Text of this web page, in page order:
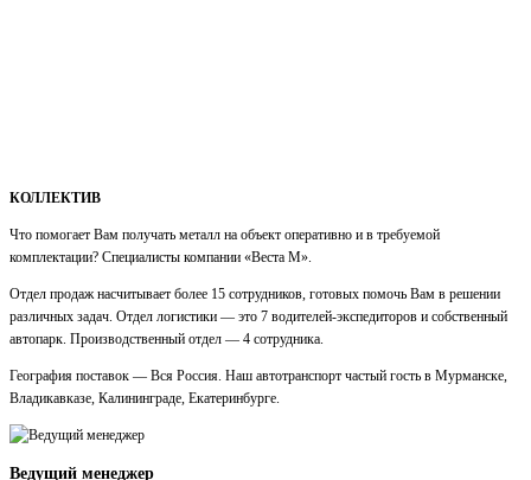
КОЛЛЕКТИВ
Что помогает Вам получать металл на объект оперативно и в требуемой
комплектации? Специалисты компании «Веста М».
Отдел продаж насчитывает более 15 сотрудников, готовых помочь Вам в решении
различных задач. Отдел логистики — это 7 водителей-экспедиторов и собственный
автопарк. Производственный отдел — 4 сотрудника.
География поставок — Вся Россия. Наш автотранспорт частый гость в Мурманске,
Владикавказе, Калининграде, Екатеринбурге.
Ведущий менеджер